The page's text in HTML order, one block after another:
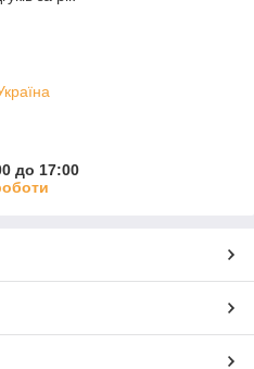
до 17:00